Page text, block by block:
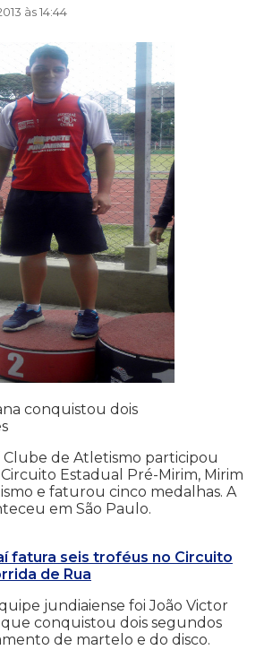
às 14:44
conquistou dois
de Atletismo participou
Circuito Estadual Pré-Mirim, Mirim
e faturou cinco medalhas. A
em São Paulo.
fatura seis troféus no Circuito
de Rua
jundiaiense foi João Victor
que conquistou dois segundos
de martelo e do disco.